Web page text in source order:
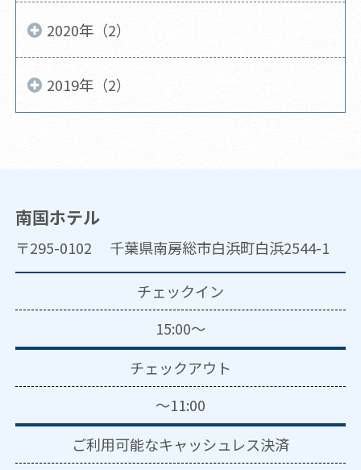
2020年（2）
2019年（2）
南国ホテル
〒295-0102 千葉県南房総市白浜町白浜2544-1
チェックイン
15:00～
チェックアウト
～11:00
ご利用可能なキャッシュレス決済